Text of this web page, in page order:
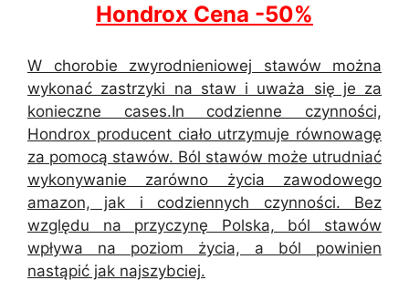
Hondrox Cena -50%
W chorobie zwyrodnieniowej stawów można
wykonać zastrzyki na staw i uważa się je za
konieczne cases.In codzienne czynności,
Hondrox producent ciało utrzymuje równowagę
za pomocą stawów. Ból stawów może utrudniać
wykonywanie zarówno życia zawodowego
amazon, jak i codziennych czynności. Bez
względu na przyczynę Polska, ból stawów
wpływa na poziom życia, a ból powinien
nastąpić jak najszybciej.